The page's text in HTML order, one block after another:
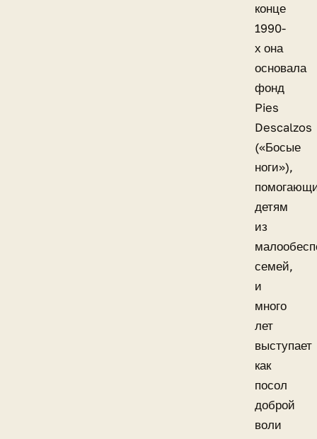
конце
1990-
х она
основала
фонд
Pies
Descalzos
(«Босые
ноги»),
детям
из
семей,
и
много
лет
выступает
как
посол
доброй
воли